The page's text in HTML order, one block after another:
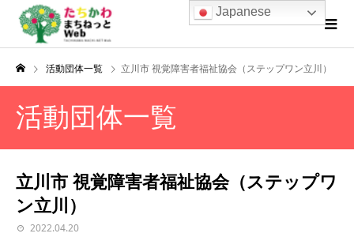
活動団体一覧 立川市 視覚障害者福祉協会（ステップワン立川）
活動団体一覧
立川市 視覚障害者福祉協会（ステップワ
ン立川）
2022.04.20
Japanese